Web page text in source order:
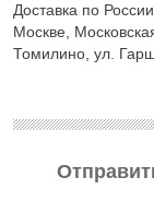
Доставка по
Москве,
Томилино, ул.